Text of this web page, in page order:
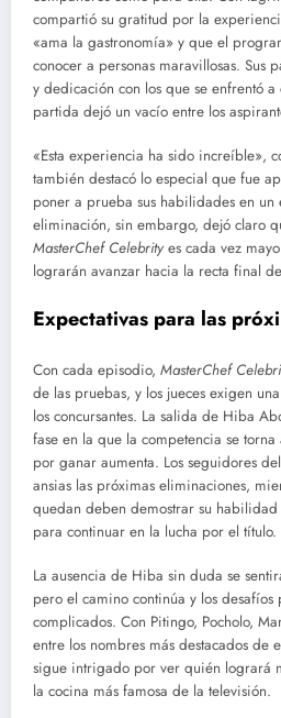
compartió su gratitud por la
«ama la gastronomía» y que el
conocer a personas maravillosas. Sus
y dedicación con los que se enfrentó
partida dejó un vacío entre los
«Esta experiencia ha sido increíble»,
también destacó lo especial que fue
poner a prueba sus habilidades en un
eliminación, sin embargo, dejó claro
MasterChef Celebrity es cada vez
lograrán avanzar hacia la recta final
Expectativas para las
Con cada episodio, MasterChef
de las pruebas, y los jueces exigen
los concursantes. La salida de Hiba
fase en la que la competencia se
por ganar aumenta. Los seguidores
ansias las próximas eliminaciones,
quedan deben demostrar su
para continuar en la lucha por el título.
La ausencia de Hiba sin duda se
pero el camino continúa y los desafíos
complicados. Con Pitingo, Pocholo,
entre los nombres más destacados de
sigue intrigado por ver quién logrará
la cocina más famosa de la televisión.